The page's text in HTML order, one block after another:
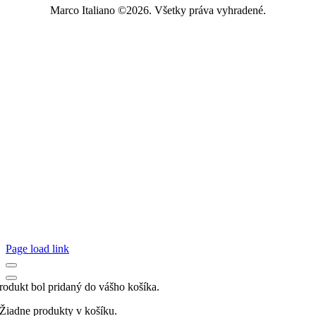
Marco Italiano ©2026. Všetky práva vyhradené.
Page load link
bol pridaný do vášho košíka.
Žiadne produkty v košíku.